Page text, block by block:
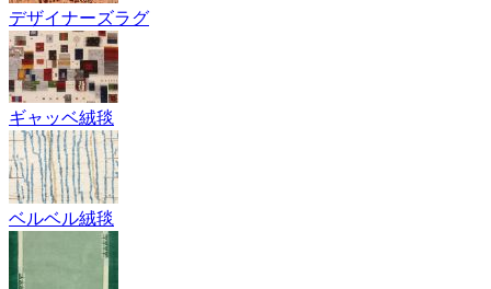
デザイナーズラグ
ギャッベ絨毯
ベルベル絨毯